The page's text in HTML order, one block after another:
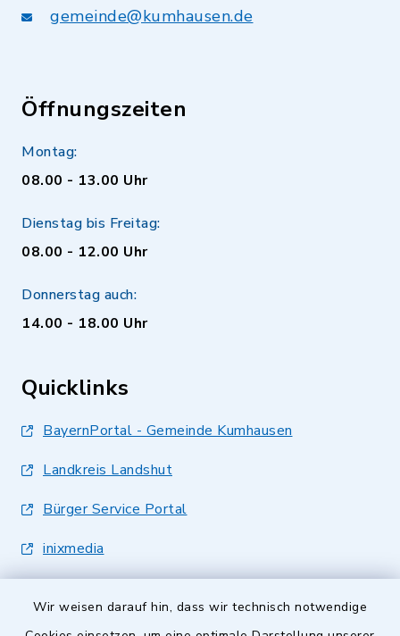
Wir weisen darauf hin, dass wir technisch notwendige
gemeinde@kumhausen.de
Öffnungszeiten
Montag:
08.00 - 13.00 Uhr
Dienstag bis Freitag:
08.00 - 12.00 Uhr
Donnerstag auch:
14.00 - 18.00 Uhr
Quicklinks
BayernPortal - Gemeinde Kumhausen
Landkreis Landshut
Bürger Service Portal
inixmedia